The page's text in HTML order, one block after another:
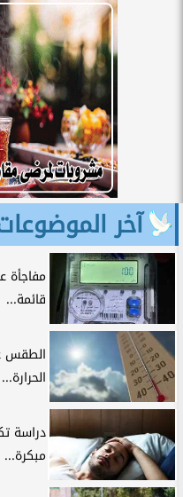
آخر
مفاجأة
قائمة...
الحرارة...
دراسة
مبكرة...